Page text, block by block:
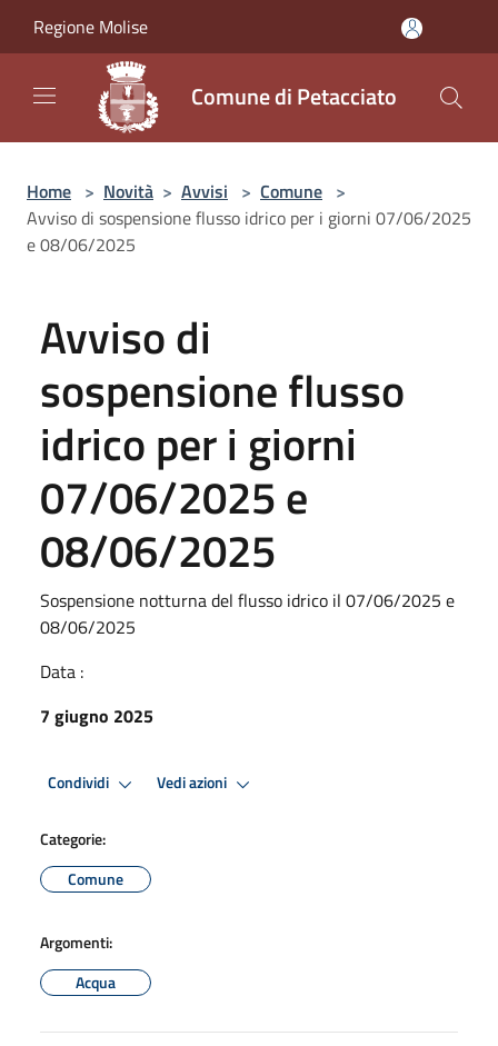
Regione Molise
Comune di Petacciato
Home > Novità > Avvisi > Comune >
Avviso di sospensione flusso idrico per i giorni 07/06/2025
e 08/06/2025
Avviso di
sospensione flusso
idrico per i giorni
07/06/2025 e
08/06/2025
Sospensione notturna del flusso idrico il 07/06/2025 e
08/06/2025
Data :
7 giugno 2025
Condividi Vedi azioni
Categorie:
Comune
Argomenti:
Acqua